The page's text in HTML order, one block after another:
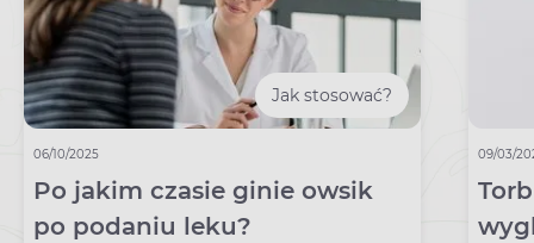
Jak stosować?
06/10/2025
Po jakim czasie ginie owsik
po podaniu leku?
09/03/